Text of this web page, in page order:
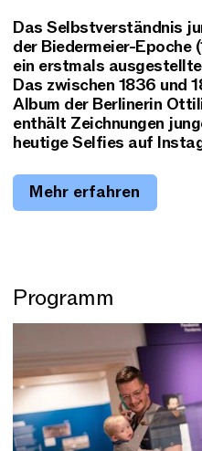
Das Selbstverständnis
der Biedermeier-Epoche
ein erstmals
Das zwischen 1836 und
Album der Berlinerin
enthält Zeichnungen
heutige Selfies auf
Mehr erfahren
Programm